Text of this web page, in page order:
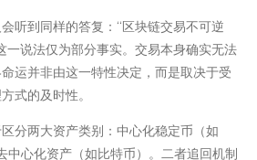
听到同样的答复：“区块链交易不可逆
一说法仅为部分事实。交易本身确实无法
运并非由这一特性决定，而是取决于受
式的及时性。
分两大资产类别：中心化稳定币（如
中心化资产（如比特币）。二者追回机制